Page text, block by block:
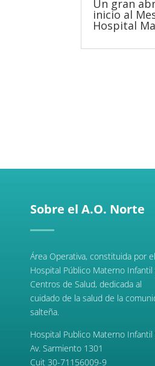
Un gran
inicio al
Hospital
Sobre el A.O. Norte
Área Operativa, constituida por el
Hospital Público Materno Infantil
Centros de Salud, dedicada al
cuidado de la salud de la
salteña.
Hospital Publico Materno Infantil
Av. Sarmiento 1301
Cuit 30-71156009-9